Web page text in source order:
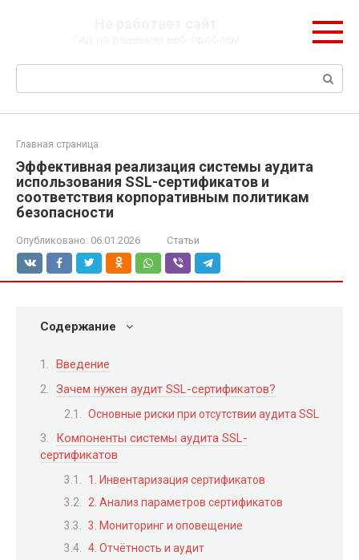
Поиск:
Главная страница
Эффективная реализация системы аудита
использования SSL-сертификатов и
соответствия корпоративным политикам
безопасности
Опубликовано: 06.01.2026 Статьи
Содержание
Введение
Зачем нужен аудит SSL-сертификатов?
Основные риски при отсутствии аудита SSL
Компоненты системы аудита SSL-
сертификатов
1. Инвентаризация сертификатов
2. Анализ параметров сертификатов
3. Мониторинг и оповещение
4. Отчётность и аудит